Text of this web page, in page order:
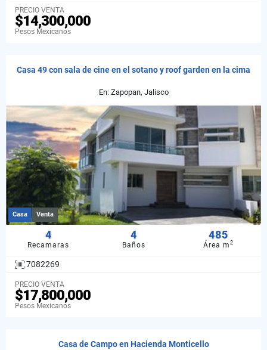
PRECIO VENTA
$14,300,000
Pesos Mexicanos
Casa 49 con sala de cine en el sotano y roof garden en la cima
En: Zapopan, Jalisco
Casa Venta
4
Recamaras
4
Baños
485
Área m2
7082269
PRECIO VENTA
$17,800,000
Pesos Mexicanos
Casa de Campo en Hacienda Monticello